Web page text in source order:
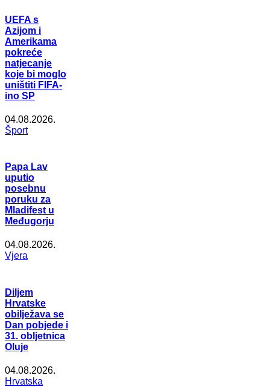
UEFA s
Azijom i
Amerikama
pokreće
natjecanje
koje bi moglo
uništiti FIFA-
ino SP
04.08.2026.
Šport
Papa Lav
uputio
posebnu
poruku za
Mladifest u
Međugorju
04.08.2026.
Vjera
Diljem
Hrvatske
obilježava se
Dan pobjede i
31. obljetnica
Oluje
04.08.2026.
Hrvatska